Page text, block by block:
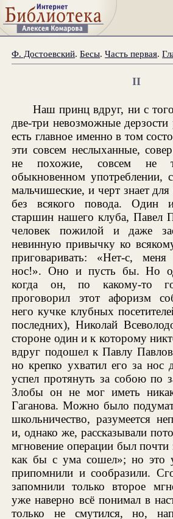
Ф. Достоевский.Бесы.Часть первая.
II
Наш принц вдруг, ни с
две-три невозможные
есть главное именно в том
эти совсем неслыханные,
не похожие, совсем не
обыкновенном употреблении,
мальчишеские, и черт знает
без всякого повода. Один
старшин нашего клуба, Павел
человек пожилой и даже
невинную привычку ко
приговаривать: «Нет-с,
нос!». Оно и пусть бы. Но
когда он, по какому-то
проговорил этот афоризм
него кучке клубных
последних), Николай
стороне один и к которому
вдруг подошел к Павлу
но крепко ухватил его за нос
успел протянуть за собою по
Злобы он не мог иметь
Гаганова. Можно было
школьничество, разумеется
и, однако же, рассказывали
мгновение операции был
как бы с ума сошел»; но это
припомнили и сообразили.
запомнили только второе
уже наверно всё понимал в
только не смутился, но,